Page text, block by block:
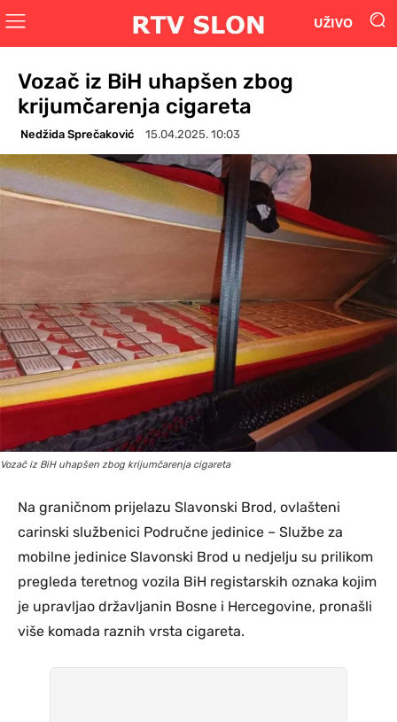
UŽIVO
Vozač iz BiH uhapšen zbog
krijumčarenja cigareta
Nedžida Sprečaković 15.04.2025. 10:03
Vozač iz BiH uhapšen zbog krijumčarenja cigareta
Na graničnom prijelazu Slavonski Brod, ovlašteni
carinski službenici Područne jedinice – Službe za
mobilne jedinice Slavonski Brod u nedjelju su prilikom
pregleda teretnog vozila BiH registarskih oznaka kojim
je upravljao državljanin Bosne i Hercegovine, pronašli
više komada raznih vrsta cigareta.